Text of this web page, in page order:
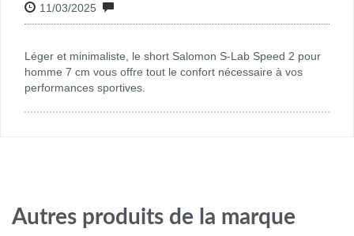
11/03/2025
Léger et minimaliste, le short Salomon S-Lab Speed 2 pour
homme 7 cm vous offre tout le confort nécessaire à vos
performances sportives.
Autres produits de la marque